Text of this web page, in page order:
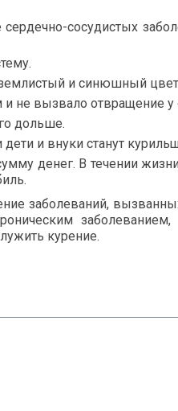
сосудистых
и синюшный
не вызвало отвращение
дольше.
и внуки станут
денег. В течении
заболеваний,
заболеванием,
курение.